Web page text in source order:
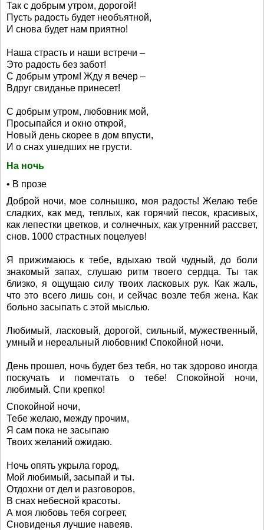
Так с добрым утром, дорогой!
Пусть радость будет необъятной,
И снова будет нам приятно!
Наша страсть и наши встречи –
Это радость без забот!
С добрым утром! Жду я вечер –
Вдруг свиданье принесет!
С добрым утром, любовник мой,
Просыпайся и окно открой,
Новый день скорее в дом впусти,
И о снах ушедших не грусти.
На ночь
• В прозе
Доброй ночи, мое солнышко, моя радость! Желаю тебе
сладких, как мед, теплых, как горячий песок, красивых,
как лепестки цветков, и солнечных, как утренний рассвет,
снов. 1000 страстных поцелуев!
Я прижимаюсь к тебе, вдыхаю твой чудный, до боли
знакомый запах, слушаю ритм твоего сердца. Ты так
близко, я ощущаю силу твоих ласковых рук. Как жаль,
что это всего лишь сон, и сейчас возле тебя жена. Как
больно засыпать с этой мыслью.
Любимый, ласковый, дорогой, сильный, мужественный,
умный и нереальный любовник! Спокойной ночи.
День прошел, ночь будет без тебя, но так здорово иногда
поскучать и помечтать о тебе! Спокойной ночи,
любимый. Спи крепко!
Спокойной ночи,
Тебе желаю, между прочим,
Я сам пока не засыпаю
Твоих желаний ожидаю.
Ночь опять укрыла город,
Мой любимый, засыпай и ты.
Отдохни от дел и разговоров,
В снах небесной красоты.
А моя любовь тебя согреет,
Сновиденья лучшие навеяв.